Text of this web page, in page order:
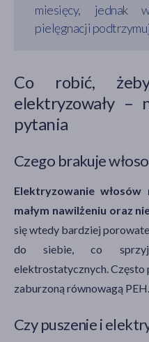
miesięcy, jednak
pielęgnacji
Co robić,
elektryzowały –
pytania
Czego brakuje
Elektryzowanie
małym nawilżeniu oraz
się wtedy bardziej
do siebie, co sprzyja
elektrostatycznych. Często
zaburzoną równowagą PEH.
Czy puszenie i